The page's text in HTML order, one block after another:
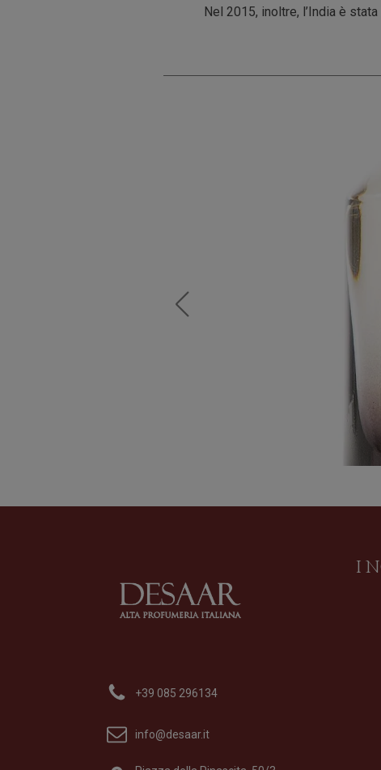
Nel 2015, inoltre, l’India è
Formato100 ml
+39 085 296134
info@desaar.it
I